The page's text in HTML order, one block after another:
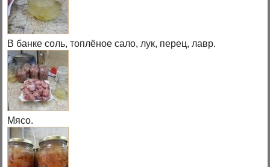
В банке соль, топлёное сало, лук, перец, лавр.
Мясо.